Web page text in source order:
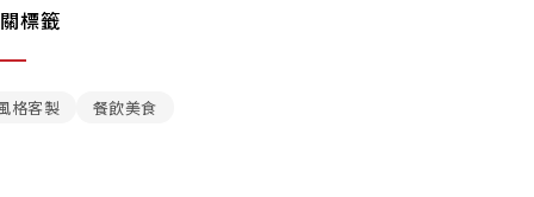
標籤
格客製 餐飲美食